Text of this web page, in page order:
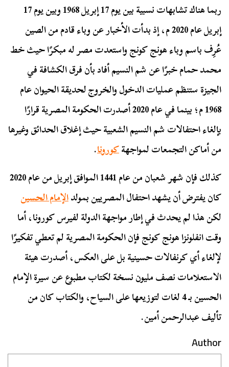
ربما هناك تشابهات نسبية بين يوم 17 إبريل 1968 وبين يوم 17
إبريل عام 2020 م، إذ بدأت الأخبار عن وباء قادم من الصين
عُرِف باسم وباء هونج كونج واستعدت مصر له مبكرًا حيث خط
محمد حمام خبرًا عن شم النسيم أفاد بأن فرق الكشافة في
الجيزة ستنظم عمليات الدخول والخروج لحديقة الحيوان عام
1968 م؛ بينما في عام 2020 أصدرت الحكومة المصرية قرارًا
بإلغاء احتفالات شم النسيم الشعبية حيث إغلاق الحدائق وغيرها
من أماكن التجمعات لمواجهةكورونا.
كذلك فإن شهر شعبان من عام 1441 الموافق إبريل من عام 2020
كان يفترض أن يشهد احتفال المصريين بمولدالإمام الحسين
لكن هذا لم يحدث في إطار مواجهة الدولة لفيرس كورونا، أما
وقت انفلونزا هونج كونج فإن الحكومة المصرية لم تعطي تفكيرًا
لإلغاء أي كرنفالات حسينية بل على العكس، أصدرت هيئة
الاستعلامات نصف مليون نسخة لكتاب مطبوع عن سيرة الإمام
الحسين بـ 4 لغات لتوزيعها على السياح، والكتاب كان من
تأليف عبدالرحمن أمين.
Author